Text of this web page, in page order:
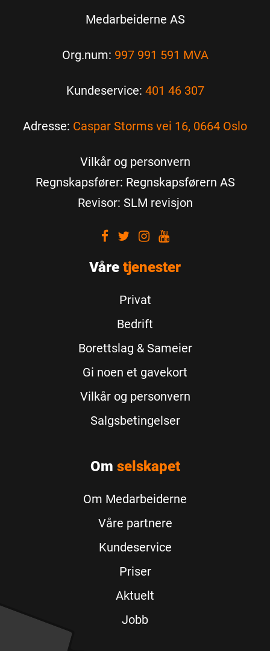
Medarbeiderne AS
Org.num: 997 991 591 MVA
Kundeservice: 401 46 307
Adresse: Caspar Storms vei 16, 0664 Oslo
Vilkår og personvern
Regnskapsfører: Regnskapsførern AS
Revisor: SLM revisjon
Visit
Facebook
Visit
Twitter
Visit
Instagram
Visit
Youtube
Våre tjenester
Privat
Bedrift
Borettslag & Sameier
Gi noen et gavekort
Vilkår og personvern
Salgsbetingelser
Om selskapet
Om Medarbeiderne
Våre partnere
Kundeservice
Priser
Aktuelt
Jobb